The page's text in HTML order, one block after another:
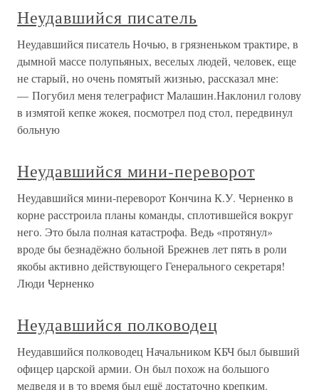
Неудавшийся писатель
Неудавшийся писатель Ночью, в грязненьком трактире, в
дымной массе полупьяных, веселых людей, человек, еще
не старый, но очень помятый жизнью, рассказал мне:
— Погубил меня телеграфист Малашин.Наклонил голову
в измятой кепке жокея, посмотрел под стол, передвинул
больную
Неудавшийся мини-переворот
Неудавшийся мини-переворот Кончина К.У. Черненко в
корне расстроила планы команды, сплотившейся вокруг
него. Это была полная катастрофа. Ведь «протянул»
вроде бы безнадёжно больной Брежнев лет пять в роли
якобы активно действующего Генерального секретаря!
Люди Черненко
Неудавшийся полководец
Неудавшийся полководец Начальником КБЧ был бывший
офицер царской армии. Он был похож на большого
медведя и в то время был ещё достаточно крепким.